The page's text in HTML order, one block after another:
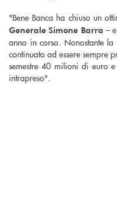
"Bene Banca ha chiuso un
Generale Simone Barra – e
anno in corso. Nonostante
continuato ad essere sempre
semestre 40 milioni di euro
intrapreso".